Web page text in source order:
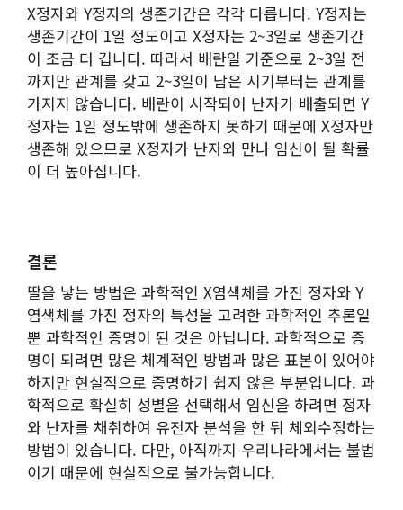
X정자와 Y정자의 생존기간은 각각 다릅니다. Y정자는
생존기간이 1일 정도이고 X정자는 2~3일로 생존기간
이 조금 더 깁니다. 따라서 배란일 기준으로 2~3일 전
까지만 관계를 갖고 2~3일이 남은 시기부터는 관계를
가지지 않습니다. 배란이 시작되어 난자가 배출되면 Y
정자는 1일 정도밖에 생존하지 못하기 때문에 X정자만
생존해 있으므로 X정자가 난자와 만나 임신이 될 확률
이 더 높아집니다.
결론
딸을 낳는 방법은 과학적인 X염색체를 가진 정자와 Y
염색체를 가진 정자의 특성을 고려한 과학적인 추론일
뿐 과학적인 증명이 된 것은 아닙니다. 과학적으로 증
명이 되려면 많은 체계적인 방법과 많은 표본이 있어야
하지만 현실적으로 증명하기 쉽지 않은 부분입니다. 과
학적으로 확실히 성별을 선택해서 임신을 하려면 정자
와 난자를 채취하여 유전자 분석을 한 뒤 체외수정하는
방법이 있습니다. 다만, 아직까지 우리나라에서는 불법
이기 때문에 현실적으로 불가능합니다.